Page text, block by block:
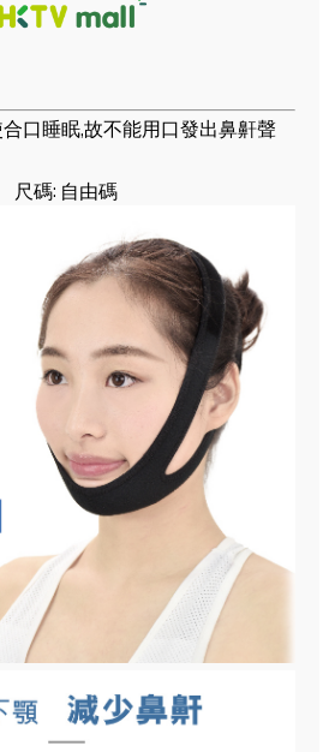
口睡眠,故不能用口發出鼻鼾聲
尺碼: 自由碼